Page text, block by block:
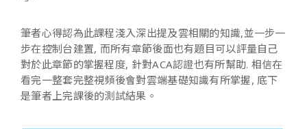
筆者心得認為此課程淺入深出提及雲相關的知識,並一步一
步在控制台建置, 而所有章節後面也有題目可以評量自己
對於此章節的掌握程度, 針對ACA認證也有所幫助. 相信在
看完一整套完整視頻後會對雲端基礎知識有所掌握, 底下
是筆者上完課後的測試結果。